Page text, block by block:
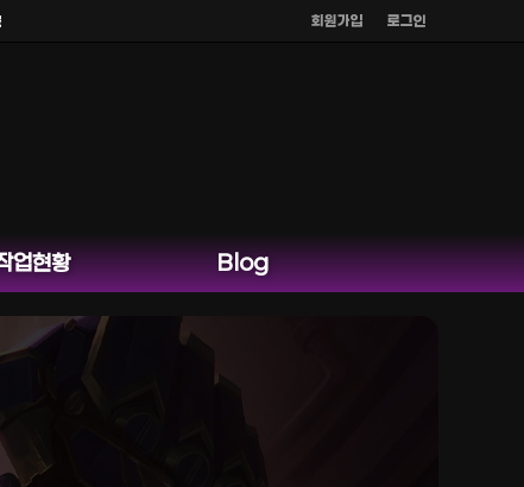
회원가입 로그인
니다.
업현황 Blog